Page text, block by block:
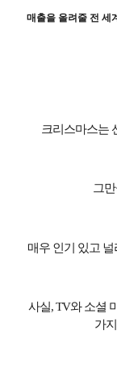
매출을 올려줄 전 세
크리스마스는
그
매우 인기 있고
사실, TV와 소셜
가